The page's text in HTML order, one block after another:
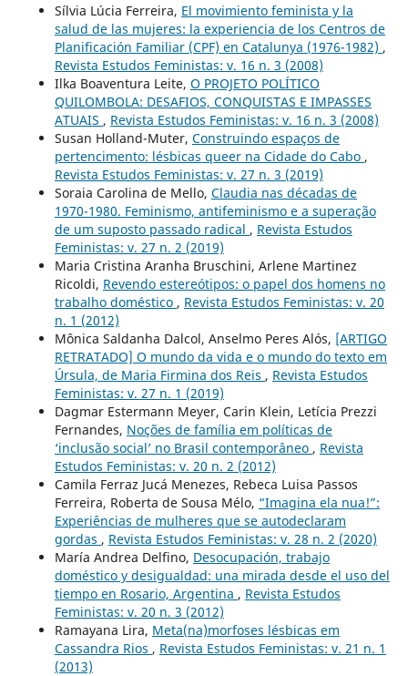
Sílvia Lúcia Ferreira, El movimiento feminista y la
salud de las mujeres: la experiencia de los Centros de
Planificación Familiar (CPF) en Catalunya (1976-1982) ,
Revista Estudos Feministas: v. 16 n. 3 (2008)
Ilka Boaventura Leite, O PROJETO POLÍTICO
QUILOMBOLA: DESAFIOS, CONQUISTAS E IMPASSES
ATUAIS , Revista Estudos Feministas: v. 16 n. 3 (2008)
Susan Holland-Muter, Construindo espaços de
pertencimento: lésbicas queer na Cidade do Cabo ,
Revista Estudos Feministas: v. 27 n. 3 (2019)
Soraia Carolina de Mello, Claudia nas décadas de
1970-1980. Feminismo, antifeminismo e a superação
de um suposto passado radical , Revista Estudos
Feministas: v. 27 n. 2 (2019)
Maria Cristina Aranha Bruschini, Arlene Martinez
Ricoldi, Revendo estereótipos: o papel dos homens no
trabalho doméstico , Revista Estudos Feministas: v. 20
n. 1 (2012)
Mônica Saldanha Dalcol, Anselmo Peres Alós, [ARTIGO
RETRATADO] O mundo da vida e o mundo do texto em
Úrsula, de Maria Firmina dos Reis , Revista Estudos
Feministas: v. 27 n. 1 (2019)
Dagmar Estermann Meyer, Carin Klein, Letícia Prezzi
Fernandes, Noções de família em políticas de
‘inclusão social’ no Brasil contemporâneo , Revista
Estudos Feministas: v. 20 n. 2 (2012)
Camila Ferraz Jucá Menezes, Rebeca Luisa Passos
Ferreira, Roberta de Sousa Mélo, “Imagina ela nua!”:
Experiências de mulheres que se autodeclaram
gordas , Revista Estudos Feministas: v. 28 n. 2 (2020)
María Andrea Delfino, Desocupación, trabajo
doméstico y desigualdad: una mirada desde el uso del
tiempo en Rosario, Argentina , Revista Estudos
Feministas: v. 20 n. 3 (2012)
Ramayana Lira, Meta(na)morfoses lésbicas em
Cassandra Rios , Revista Estudos Feministas: v. 21 n. 1
(2013)